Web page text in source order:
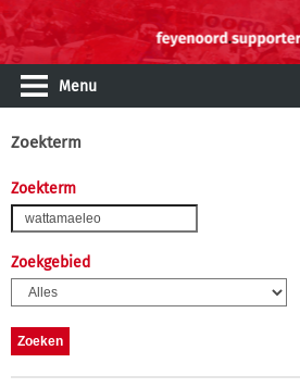
Menu
Zoekterm
Zoekterm
Zoekgebied